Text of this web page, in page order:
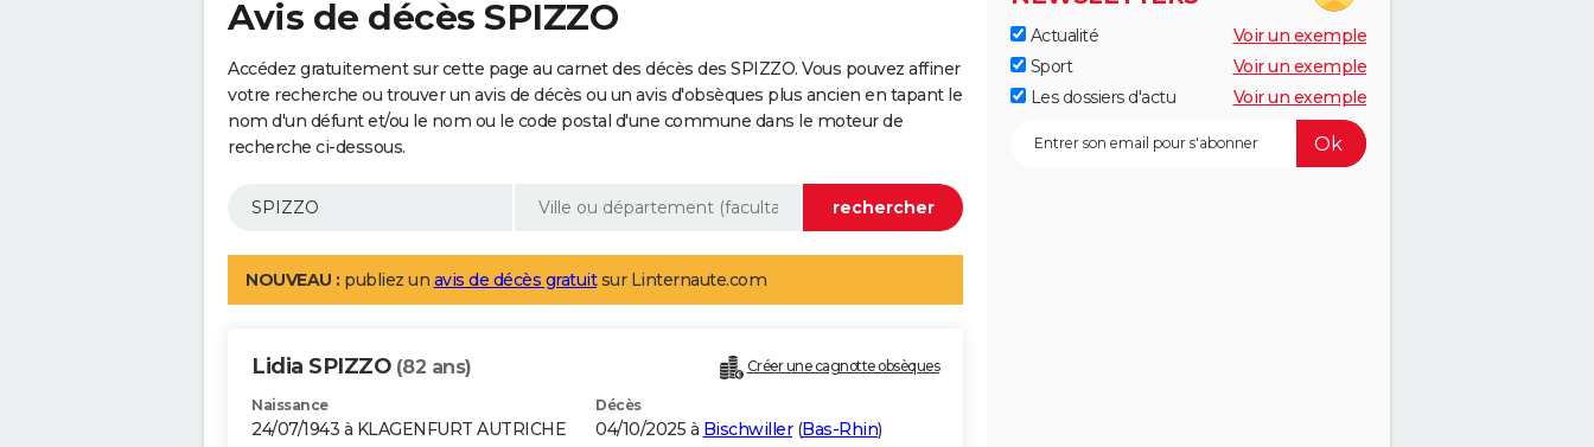
Avis de décès SPIZZO
Accédez gratuitement sur cette page au carnet des décès des SPIZZO. Vous pouvez affiner
votre recherche ou trouver un avis de décès ou un avis d'obsèques plus ancien en tapant le
nom d'un défunt et/ou le nom ou le code postal d'une commune dans le moteur de
recherche ci-dessous.
NOUVEAU : publiez un avis de décès gratuitsur Linternaute.com
Lidia SPIZZO (82 ans) Créer une cagnotte obsèques
Naissance
24/07/1943 à KLAGENFURT AUTRICHE
Décès
04/10/2025 à Bischwiller(Bas-Rhin)
Actualité
Voir un exemple
Sport
Voir un exemple
Les dossiers d'actu
Voir un exemple